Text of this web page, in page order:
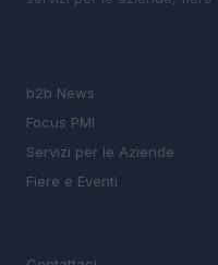
b2b News
Focus PMI
Servizi per le Aziende
Fiere e Eventi